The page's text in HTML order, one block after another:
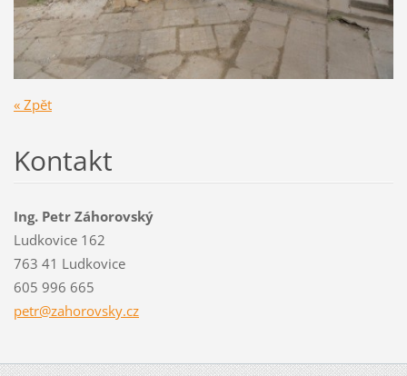
« Zpět
Kontakt
Ing. Petr Záhorovský
Ludkovice 162
763 41 Ludkovice
605 996 665
petr@zahorovsky.cz